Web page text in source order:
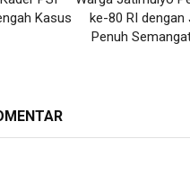
Kasus
ke-80 RI dengan
Penuh